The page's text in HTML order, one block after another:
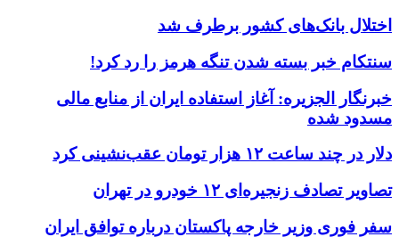
اختلال بانک‌های کشور برطرف شد
سنتکام خبر بسته شدن تنگه هرمز را رد کرد!
خبرنگار الجزیره: آغاز استفاده ایران از منابع مالی
مسدود شده
دلار در چند ساعت ۱۲ هزار تومان عقب‌نشینی کرد
تصاویر تصادف زنجیره‌ای ۱۲ خودرو در تهران
سفر فوری وزیر خارجه پاکستان درباره توافق ایران